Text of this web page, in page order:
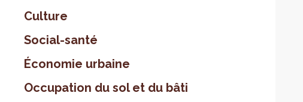
Culture
Social-santé
Économie urbaine
Occupation du sol et du bâti